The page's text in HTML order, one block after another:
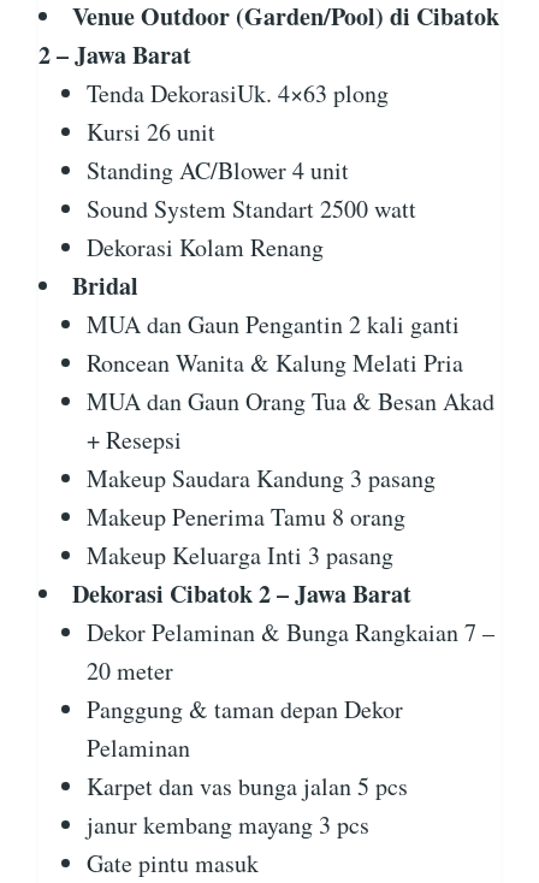
Venue Outdoor (Garden/Pool) di Cibatok
2 – Jawa Barat
Tenda DekorasiUk. 4×63 plong
Kursi 26 unit
Standing AC/Blower 4 unit
Sound System Standart 2500 watt
Dekorasi Kolam Renang
Bridal
MUA dan Gaun Pengantin 2 kali ganti
Roncean Wanita & Kalung Melati Pria
MUA dan Gaun Orang Tua & Besan Akad
+ Resepsi
Makeup Saudara Kandung 3 pasang
Makeup Penerima Tamu 8 orang
Makeup Keluarga Inti 3 pasang
Dekorasi Cibatok 2 – Jawa Barat
Dekor Pelaminan & Bunga Rangkaian 7 –
20 meter
Panggung & taman depan Dekor
Pelaminan
Karpet dan vas bunga jalan 5 pcs
janur kembang mayang 3 pcs
Gate pintu masuk